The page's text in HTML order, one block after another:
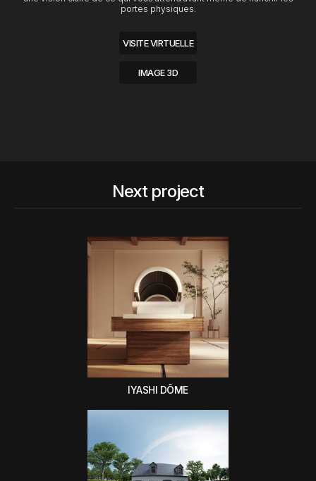
portes physiques.
VISITE VIRTUELLE
IMAGE 3D
Next project
IYASHI DÔME